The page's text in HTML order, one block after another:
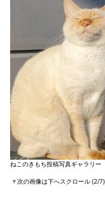
ねこのきもち投稿写真ギャラリー
▼次の画像は下へスクロール (2/7)